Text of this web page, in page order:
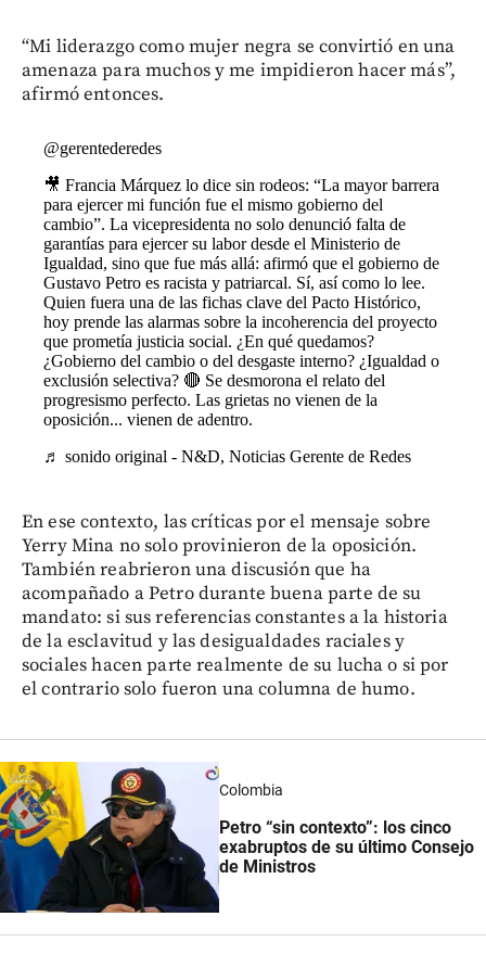
“Mi liderazgo como mujer negra se convirtió en una
amenaza para muchos y me impidieron hacer más”,
afirmó entonces.
@gerentederedes
🎥 Francia Márquez lo dice sin rodeos: “La mayor barrera
para ejercer mi función fue el mismo gobierno del
cambio”. La vicepresidenta no solo denunció falta de
garantías para ejercer su labor desde el Ministerio de
Igualdad, sino que fue más allá: afirmó que el gobierno de
Gustavo Petro es racista y patriarcal. Sí, así como lo lee.
Quien fuera una de las fichas clave del Pacto Histórico,
hoy prende las alarmas sobre la incoherencia del proyecto
que prometía justicia social. ¿En qué quedamos?
¿Gobierno del cambio o del desgaste interno? ¿Igualdad o
exclusión selectiva? 🔴 Se desmorona el relato del
progresismo perfecto. Las grietas no vienen de la
oposición... vienen de adentro.
♬ sonido original - N&D, Noticias Gerente de Redes
En ese contexto, las críticas por el mensaje sobre
Yerry Mina no solo provinieron de la oposición.
También reabrieron una discusión que ha
acompañado a Petro durante buena parte de su
mandato: si sus referencias constantes a la historia
de la esclavitud y las desigualdades raciales y
sociales hacen parte realmente de su lucha o si por
el contrario solo fueron una columna de humo.
Colombia
Petro “sin contexto”: los cinco
exabruptos de su último Consejo
de Ministros